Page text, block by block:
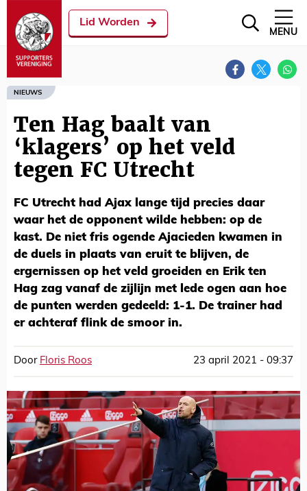
Lid Worden
MENU
NIEUWS
Ten Hag baalt van
‘klagers’ op het veld
tegen FC Utrecht
FC Utrecht had Ajax lange tijd precies daar
waar het de opponent wilde hebben: op de
kast. De niet fris ogende Ajacieden kwamen in
de duels in plaats van eruit te blijven, de
ergernissen op het veld groeiden en Erik ten
Hag zag vanaf de zijlijn met lede ogen aan hoe
de punten werden gedeeld: 1-1. De trainer had
er achteraf flink de smoor in.
Door Floris Roos 23 april 2021 - 09:37